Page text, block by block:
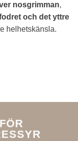
nosgrimman,
och det yttre
helhetskänsla.